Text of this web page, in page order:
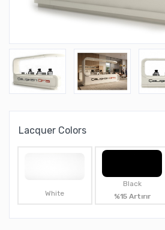
Lacquer Colors
White
Black
%15 Artırır